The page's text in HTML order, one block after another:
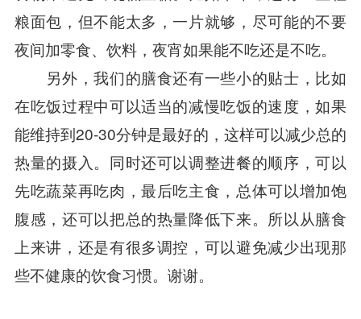
粮面包，但不能太多，一片就够，尽可能的不要
夜间加零食、饮料，夜宵如果能不吃还是不吃。
另外，我们的膳食还有一些小的贴士，比如
在吃饭过程中可以适当的减慢吃饭的速度，如果
能维持到20-30分钟是最好的，这样可以减少总的
热量的摄入。同时还可以调整进餐的顺序，可以
先吃蔬菜再吃肉，最后吃主食，总体可以增加饱
腹感，还可以把总的热量降低下来。所以从膳食
上来讲，还是有很多调控，可以避免减少出现那
些不健康的饮食习惯。谢谢。